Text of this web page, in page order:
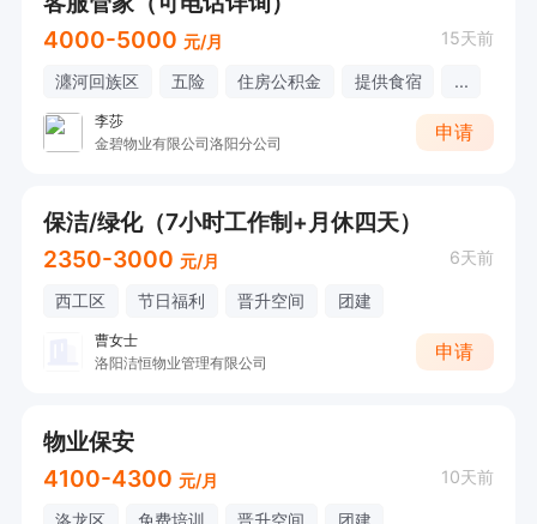
4000-5000 元/月 15天前
瀍河回族区 五险 住房公积金 提供食宿 ...
李莎
金碧物业有限公司洛阳分公司
申请
保洁/绿化（7小时工作制+月休四天）
2350-3000 元/月 6天前
西工区 节日福利 晋升空间 团建
曹女士
洛阳洁恒物业管理有限公司
申请
物业保安
4100-4300 元/月 10天前
洛龙区 免费培训 晋升空间 团建